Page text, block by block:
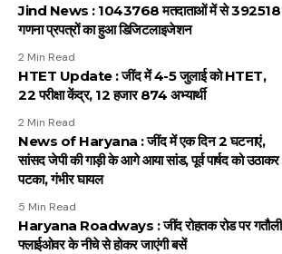
Jind News : 1043768 मतदाताओं में से 392518
गणना प्रपत्रों का हुआ डिजिटलाइजेशन
2 Min Read
HTET Update : जींद में 4-5 जुलाई को HTET,
22 परीक्षा केंद्र, 12 हजार 874 अभ्यार्थी
2 Min Read
News of Haryana : जींद में एक दिन 2 घटनाएं,
सांसद जेपी की गाड़ी के आगे आया सांड, पूर्व पार्षद को उठाकर
पटका, गंभीर घायल
5 Min Read
Haryana Roadways : जींद रोहतक रोड पर गतौली
फ्लाईओवर के नीचे से होकर जाएंगी बसें